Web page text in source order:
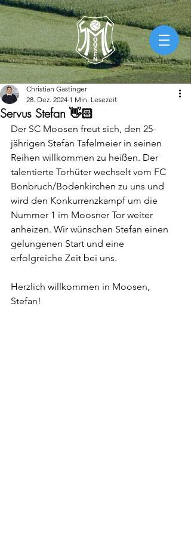
Servus Stefan 👋🏻
Christian Gastinger
28. Dez. 2024 1 Min. Lesezeit
Der SC Moosen freut sich, den 25-
jährigen Stefan Tafelmeier in seinen
Reihen willkommen zu heißen. Der
talentierte Torhüter wechselt vom FC
Bonbruch/Bodenkirchen zu uns und
wird den Konkurrenzkampf um die
Nummer 1 im Moosner Tor weiter
anheizen. Wir wünschen Stefan einen
gelungenen Start und eine
erfolgreiche Zeit bei uns.
Herzlich willkommen in Moosen,
Stefan!